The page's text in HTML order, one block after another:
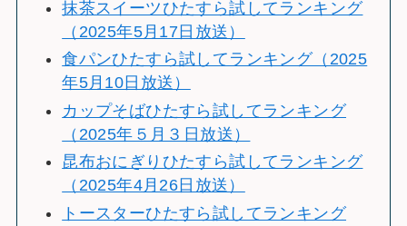
抹茶スイーツひたすら試してランキング
（2025年5月17日放送）
食パンひたすら試してランキング（2025
年5月10日放送）
カップそばひたすら試してランキング
（2025年５月３日放送）
昆布おにぎりひたすら試してランキング
（2025年4月26日放送）
トースターひたすら試してランキング